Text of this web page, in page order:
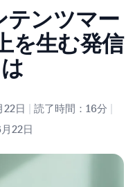
テンツマー
を生む発信
22日 | 読了時間：16分 |
22日